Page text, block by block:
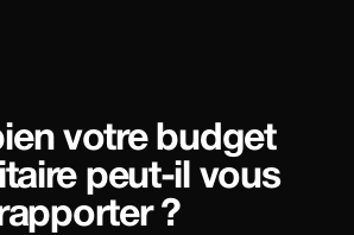
votre budget
peut-il vous
?